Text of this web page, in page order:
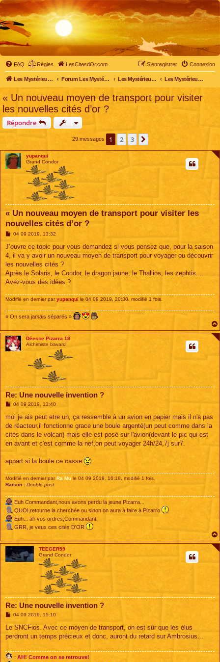
FAQ Règles LesCitesdOr.com Connexion
S’enregistrer
Les Mystérieuses Cités d'Or - LesCitesdOr.com Forum Les Mystérieuses Cités d'Or Les Mystérieuses Cités d'Or Les Mystérieuses Cités d'Or : saison 4 (2020)
« Un nouveau moyen de transport pour visiter
les nouvelles cités d’or ?
Répondre
29 messages 1 2 3
yupanqui
Grand Condor
« Un nouveau moyen de transport pour visiter les
nouvelles cités d’or ?
M
s
a
g
04 09 2019, 13:32
J’ouvre ce topic pour vous demandez si vous pensez que, pour la saison
4, il va y avoir un nouveau moyen de transport pour voyager ou découvrir
les nouvelles cités ?
Après le Solaris, le Condor, le dragon jaune, le Thallios, les zephtis....
Avez-vous des idées ?
Modifié en dernier paryupanqui le 04 09 2019, 20:30, modifié 1 fois.
« On sera jamais séparés »
Déesse Pizarra 18
Alchimiste bavard
Re: Une nouvelle invention ?
M
s
a
g
04 09 2019, 13:40
moi je ais peut etre un, ça ressemble à un avion en papier mais il n'a pas
de réacteur,il fonctionne grace une boule argenté(un peut comme dans la
cités dans le volcan) mais elle est posé sur l'avion(devant le pic qui est
en avant et c'est comme la nef,on peut voyager 24h/24,7j sur7.
appart si la boule ce casse
Modifié en dernier parRa Mu le 04 09 2019, 16:18, modifié 1 fois.
Raison : Double post
Euh Commandant,nous avons perdu la jeune Pizarra...
QUOI,retourne la cherchée ou sinon on aura à faire à Pizarro
Euh... ah vos ordres,Commandant.
GRR, je veux ces cités D'OR
TEEGER59
Grand Condor
Re: Une nouvelle invention ?
M
s
a
04 09 2019, 15:10
Le SNCFios. Avec ce moyen de transport, on est sûr que les élus
perdront un temps précieux et donc, auront du retard sur Ambrosius...
: AH! Comme on se retrouve!